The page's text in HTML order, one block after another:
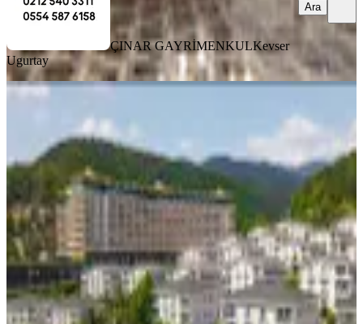
ÇINAR GAYRİMENKULKevser
Ugurtay
Ara
MANZARALI
Dönemi 12-26 Ağustos 2 Haftalık
Devremülk
Mudurnu, Karacasumandıra Mahallesi
2+1·92 m²·1. Kat ·10.09.2025
ÇINAR GAYRİMENKULKevser Ugurtay